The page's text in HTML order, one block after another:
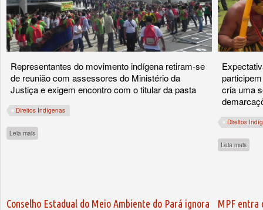
Representantes do movimento indígena retiram-se
de reunião com assessores do Ministério da
Justiça e exigem encontro com o titular da pasta
Direitos Indígenas
Leia mais
cria uma
Direitos
Leia mais
Conselho Estadual do Meio Ambiente do Pará ignora
MPF entra